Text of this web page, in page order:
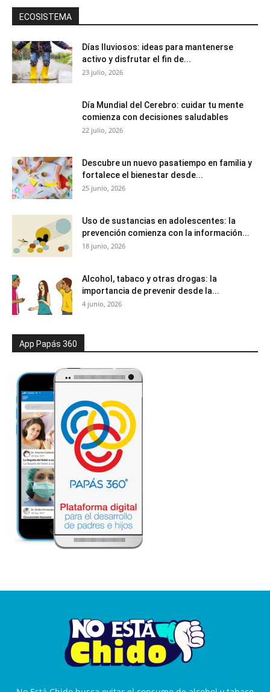
ECOSISTEMA
Días lluviosos: ideas para mantenerse
activo y disfrutar el fin de...
23 julio, 2026
Día Mundial del Cerebro: cuidar tu mente
comienza con decisiones saludables
22 julio, 2026
Descubre un nuevo pasatiempo en familia y
fortalece el bienestar desde...
25 junio, 2026
Uso de sustancias en adolescentes: la
prevención comienza con la información...
18 junio, 2026
Alcohol, tabaco y otras drogas: la
importancia de prevenir desde la...
4 junio, 2026
App Papás 360